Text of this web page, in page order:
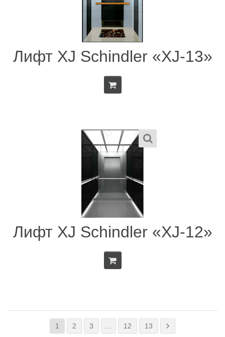
Лифт XJ Schindler «XJ-13»
Лифт XJ Schindler «XJ-12»
1 2 3 12 13